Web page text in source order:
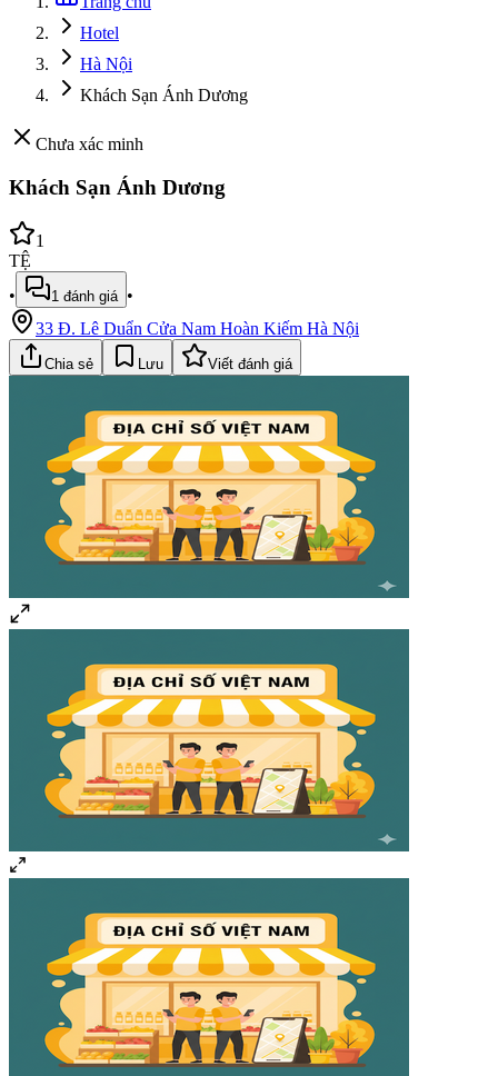
Hotel
Hà Nội
Khách Sạn Ánh Dương
Chưa xác minh
Khách Sạn Ánh Dương
1
TỆ
•
1 đánh giá •
33 Đ. Lê Duẩn Cửa Nam Hoàn Kiếm Hà Nội
Chia sẻ Lưu Viết đánh giá